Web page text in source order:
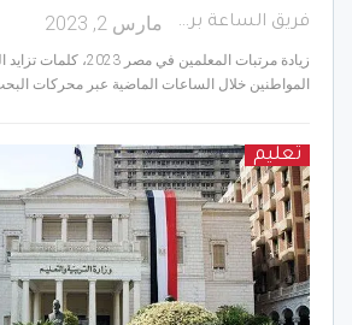
فريق الساعة برس مارس 2, 2023
زيادة مرتبات المعلمين في
المواطنين خلال الساعات الماضية عبر محركات
تعليم